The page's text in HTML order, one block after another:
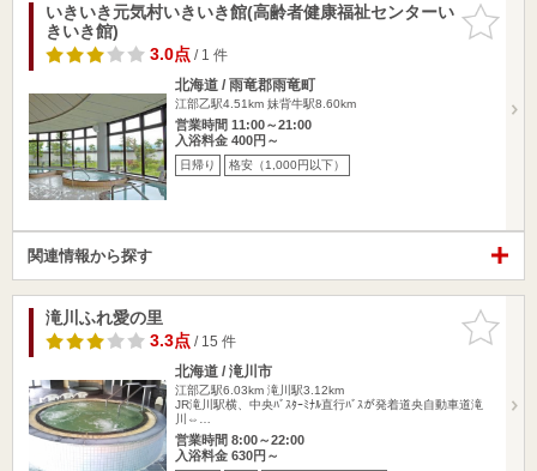
お気に入
りに追加
いきいき元気村いきいき館(高齢者健康福祉センターい
きいき館)
3.0点/ 1 件
北海道 / 雨竜郡雨竜町
江部乙駅4.51km 妹背牛駅8.60km
営業時間 11:00～21:00
入浴料金 400円～
日帰り 格安（1,000円以下）
関連情報から探す
お気に入
りに追加
滝川ふれ愛の里
3.3点/ 15 件
北海道 / 滝川市
江部乙駅6.03km 滝川駅3.12km
JR滝川駅横、中央ﾊﾞｽﾀｰﾐﾅﾙ直行ﾊﾞｽが発着道央自動車道滝
川⇔…
営業時間 8:00～22:00
入浴料金 630円～